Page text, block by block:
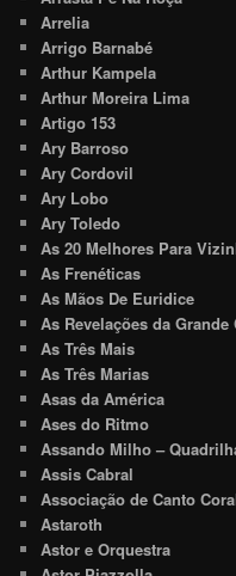
Arrelia
Arrigo Barnabé
Arthur Kampela
Arthur Moreira Lima
Artigo 153
Ary Barroso
Ary Cordovil
Ary Lobo
Ary Toledo
As 20 Melhores Para
As Frenéticas
As Mãos De Euridice
As Revelações da Grande
As Três Mais
As Três Marias
Asas da América
Ases do Ritmo
Assando Milho –
Assis Cabral
Associação de Canto
Astaroth
Astor e Orquestra